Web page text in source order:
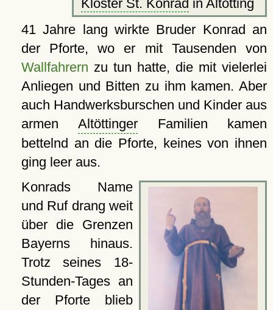
Kloster St. Konrad in Altötting
41 Jahre lang wirkte Bruder Konrad an
der Pforte, wo er mit Tausenden von
Wallfahrern zu tun hatte, die mit vielerlei
Anliegen und Bitten zu ihm kamen. Aber
auch Handwerksburschen und Kinder aus
armenAltöttinger Familien kamen
bettelnd an die Pforte, keines von ihnen
ging leer aus.
Konrads Name
und Ruf drang weit
über die Grenzen
Bayerns hinaus.
Trotz seines 18-
Stunden-Tages an
der Pforte blieb